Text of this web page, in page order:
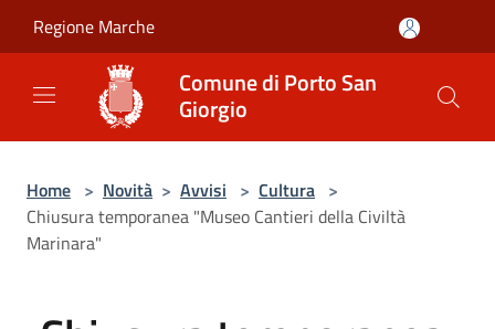
Regione Marche
Comune di Porto San
Giorgio
Home > Novità > Avvisi > Cultura >
Chiusura temporanea "Museo Cantieri della Civiltà
Marinara"